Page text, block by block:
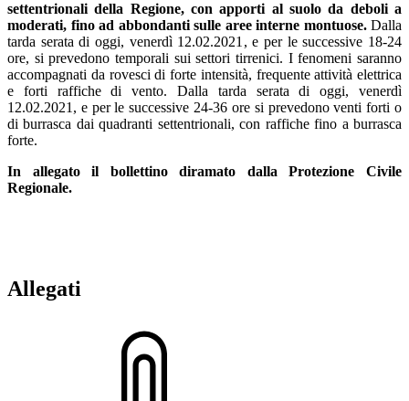
settentrionali della Regione, con apporti al suolo da deboli a
moderati, fino ad abbondanti sulle aree interne montuose. Dalla
tarda serata di oggi, venerdì 12.02.2021, e per le successive 18-24
ore, si prevedono temporali sui settori tirrenici. I fenomeni saranno
accompagnati da rovesci di forte intensità, frequente attività elettrica
e forti raffiche di vento. Dalla tarda serata di oggi, venerdì
12.02.2021, e per le successive 24-36 ore si prevedono venti forti o
di burrasca dai quadranti settentrionali, con raffiche fino a burrasca
forte.
In allegato il bollettino diramato dalla Protezione Civile
Regionale.
Allegati